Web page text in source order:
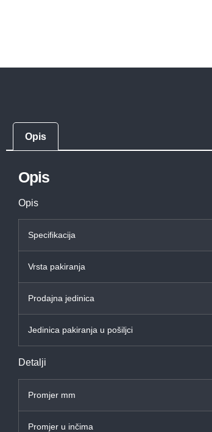
Opis
Opis
Opis
Specifikacija
Vrsta pakiranja
Prodajna jedinica
Jedinica pakiranja u pošiljci
Detalji
Promjer mm
Promjer u inčima